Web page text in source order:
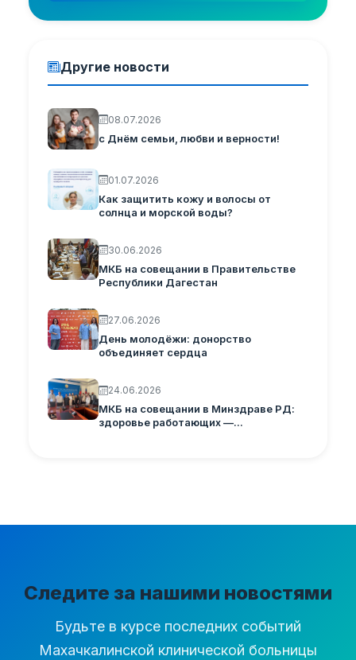
Другие новости
08.07.2026
с Днём семьи, любви и верности!
01.07.2026
Как защитить кожу и волосы от
солнца и морской воды?
30.06.2026
МКБ на совещании в Правительстве
Республики Дагестан
27.06.2026
День молодёжи: донорство
объединяет сердца
24.06.2026
МКБ на совещании в Минздраве РД:
здоровье работающих —...
Следите за нашими новостями
Будьте в курсе последних событий
Махачкалинской клинической больницы